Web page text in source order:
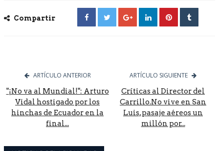
Compartir
ARTÍCULO ANTERIOR
"¡No va al Mundial!": Arturo
Vidal hostigado por los
hinchas de Ecuador en la
final...
ARTÍCULO SIGUIENTE
Críticas al Director del
Carrillo.No vive en San
Luis, pasaje aéreos un
millón por...